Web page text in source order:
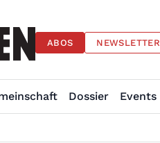
ABOS NEWSLETTER
Dossier Events